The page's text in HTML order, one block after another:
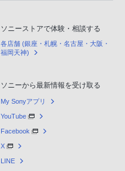
ソニーストアで体験・相談する
各店舗 (銀座・札幌・名古屋・大阪・
福岡天神)
ソニーから最新情報を受け取る
My Sonyアプリ
YouTube
Facebook
X
LINE